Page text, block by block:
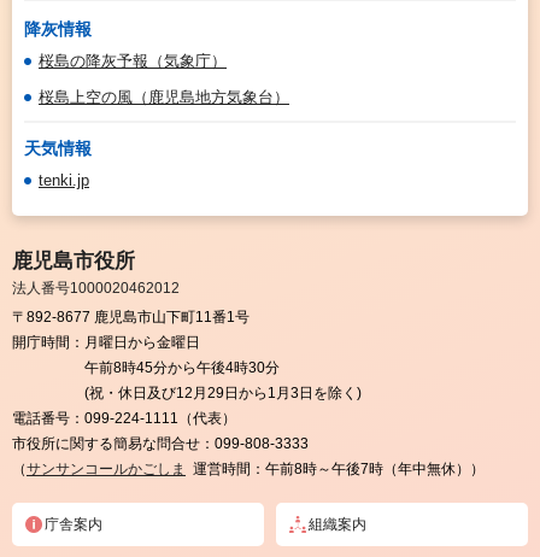
降灰情報
桜島の降灰予報（気象庁）
桜島上空の風（鹿児島地方気象台）
天気情報
tenki.jp
鹿児島市役所
法人番号1000020462012
〒892-8677 鹿児島市山下町11番1号
開庁時間： 月曜日から金曜日
午前8時45分から午後4時30分
(祝・休日及び12月29日から1月3日を除く)
電話番号： 099-224-1111（代表）
市役所に関する簡易な問合せ： 099-808-3333
（サンサンコールかごしま 運営時間：午前8時～午後7時（年中無休））
庁舎案内 組織案内